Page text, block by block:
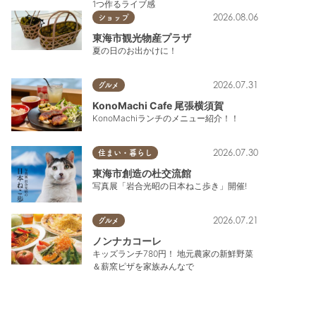
1つ作るライブ感
ショップ 2026.08.06
東海市観光物産プラザ
夏の日のお出かけに！
グルメ 2026.07.31
KonoMachi Cafe 尾張横須賀
KonoMachiランチのメニュー紹介！！
住まい・暮らし 2026.07.30
東海市創造の杜交流館
写真展「岩合光昭の日本ねこ歩き」開催!
グルメ 2026.07.21
ノンナカコーレ
キッズランチ780円！ 地元農家の新鮮野菜
＆薪窯ピザを家族みんなで